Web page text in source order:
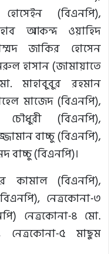
(বিএনপি),
আকন্দ ওয়াহিদ
জাকির হোসেন
হাসান (জামায়াতে
মাহাবুবুর রহমান
মাজেদ (বিএনপি),
(বিএনপি),
বাচ্চু (বিএনপি),
(বিএনপি)।
কামাল (বিএনপি),
নেত্রকোনা-৩
নেত্রকোনা-৪ মো.
৫ মাছুম